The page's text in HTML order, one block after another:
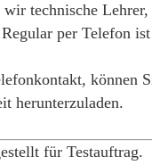
technische
per Telefon
können
herunterzuladen.
für Testauftrag.